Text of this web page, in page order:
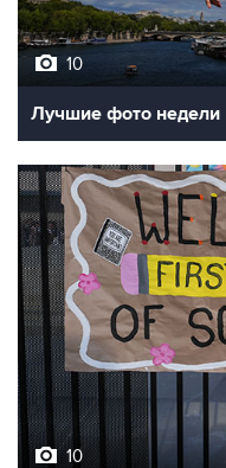
10
Лучшие фото недели
10
Фотохроника 7 августа